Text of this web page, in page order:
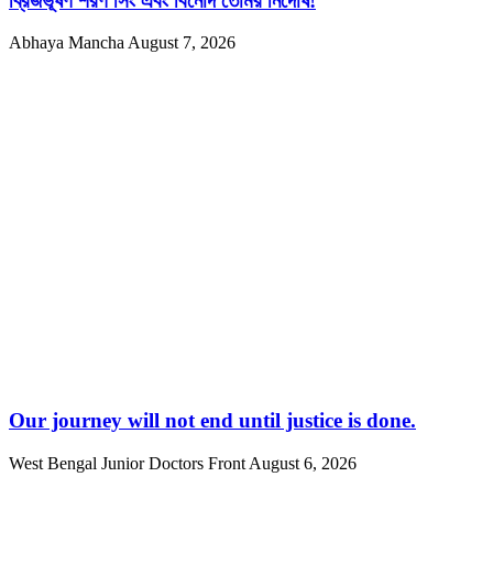
Abhaya ManchaAugust 7, 2026
Our journey will not end until justice is done.
West Bengal Junior Doctors Front August 6, 2026